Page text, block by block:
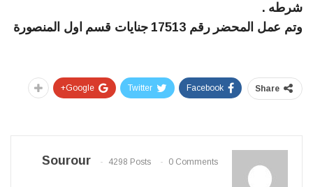
شرطه .
وتم عمل المحضر رقم 17513 جنايات قسم اول المنصورة
Share
Facebook
Twitter
Google+
Sourour 4298 Posts 0 Comments